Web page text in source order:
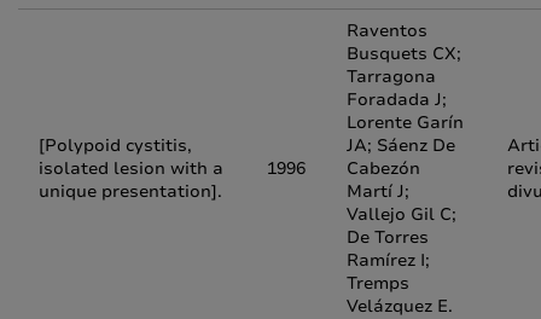
[Polypoid cystitis,
isolated lesion with a
unique presentation].
1996
Raventos
Busquets CX;
Tarragona
Foradada J;
Lorente Garín
JA; Sáenz De
Cabezón
Martí J;
Vallejo Gil C;
De Torres
Ramírez I;
Tremps
Velázquez E.